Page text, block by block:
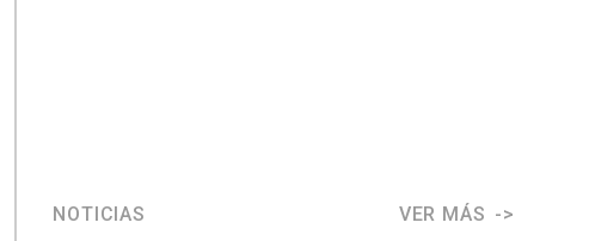
NOTICIAS VER MÁS